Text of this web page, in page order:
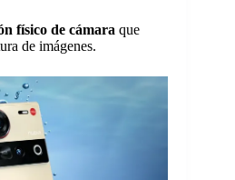
físico de cámara que
de imágenes.